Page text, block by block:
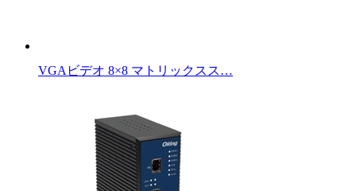
VGAビデオ 8×8 マトリックスス…